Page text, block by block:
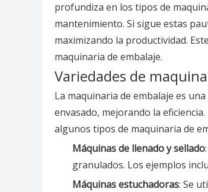
profundiza en los tipos de
mantenimiento. Si sigue estas
maximizando la productividad.
maquinaria de embalaje.
Variedades de
La maquinaria de embalaje es
envasado, mejorando la
algunos tipos de maquinaria de
Máquinas de llenado y sellado
granulados. Los ejemplos
Máquinas estuchadoras: Se